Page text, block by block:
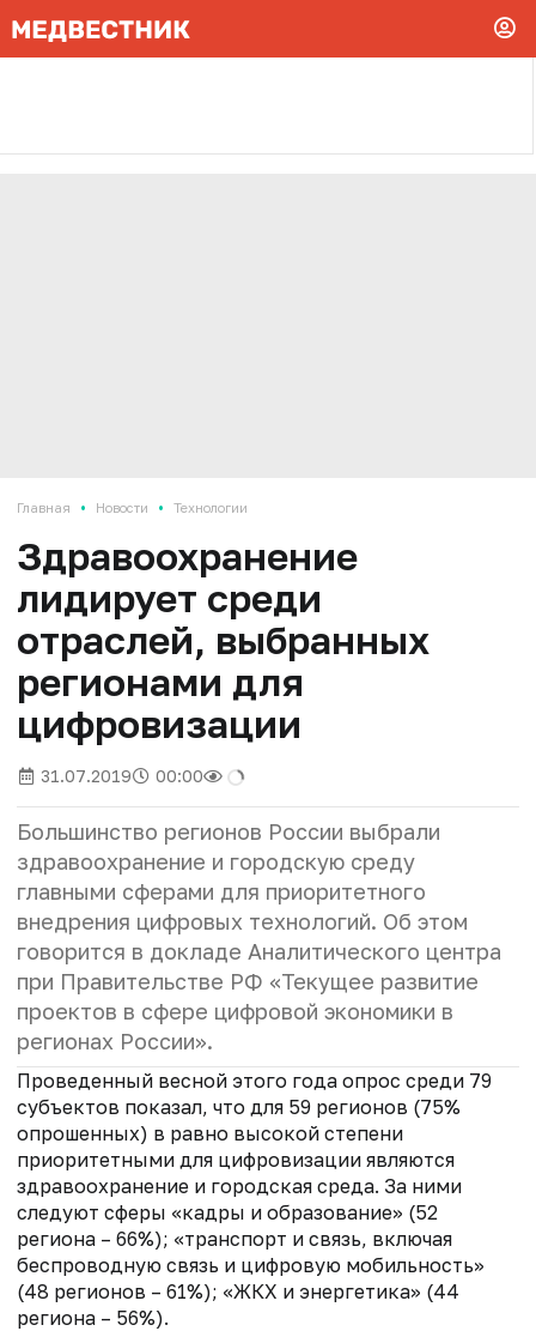
Главная • Новости • Технологии
Здравоохранение
лидирует среди
отраслей, выбранных
регионами для
цифровизации
31.07.2019 00:00
Большинство регионов России выбрали
здравоохранение и городскую среду
главными сферами для приоритетного
внедрения цифровых технологий. Об этом
говорится в докладе Аналитического центра
при Правительстве РФ «Текущее развитие
проектов в сфере цифровой экономики в
регионах России».
Проведенный весной этого года опрос среди 79
субъектов показал, что для 59 регионов (75%
опрошенных) в равно высокой степени
приоритетными для цифровизации являются
здравоохранение и городская среда. За ними
следуют сферы «кадры и образование» (52
региона – 66%); «транспорт и связь, включая
беспроводную связь и цифровую мобильность»
(48 регионов – 61%); «ЖКХ и энергетика» (44
региона – 56%).